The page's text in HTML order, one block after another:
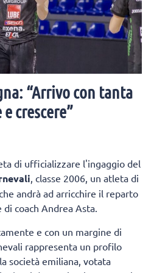
“Arrivo con tanta
crescere”
di ufficializzare l'ingaggio del
, classe 2006, un atleta di
andrà ad arricchire il reparto
coach Andrea Asta.
e con un margine di
rappresenta un profilo
società emiliana, votata